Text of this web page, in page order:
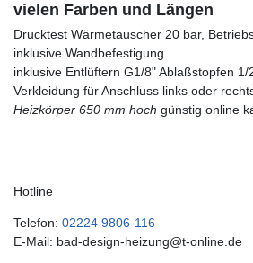
vielen Farben und Längen
Drucktest Wärmetauscher 20 bar,
inklusive Wandbefestigung
inklusive Entlüftern G1/8" Ablaßstopfen 1/
Verkleidung für Anschluss links oder
Heizkörper 650 mm hoch günstig online
Hotline
Telefon: 02224 9806-116
E-Mail: bad-design-heizung@t-online.de